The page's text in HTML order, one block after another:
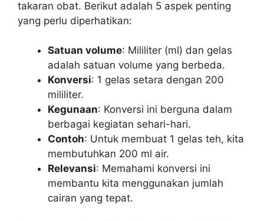
takaran obat. Berikut adalah 5 aspek penting
yang perlu diperhatikan:
Satuan volume: Mililiter (ml) dan gelas
adalah satuan volume yang berbeda.
Konversi: 1 gelas setara dengan 200
mililiter.
Kegunaan: Konversi ini berguna dalam
berbagai kegiatan sehari-hari.
Contoh: Untuk membuat 1 gelas teh, kita
membutuhkan 200 ml air.
Relevansi: Memahami konversi ini
membantu kita menggunakan jumlah
cairan yang tepat.